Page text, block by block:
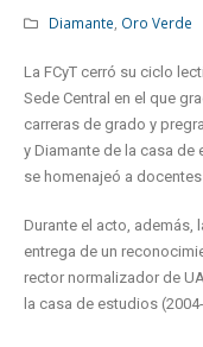
Diamante Oro Verde
La FCyT cerró su ciclo
Sede Central en el que
carreras de grado y
y Diamante de la casa
se homenajeó a
Durante el acto, además,
entrega de un
rector normalizador de
la casa de estudios